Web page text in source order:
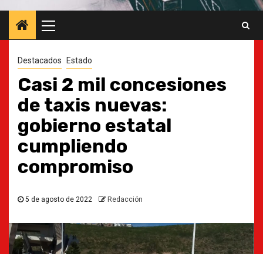
principal
Destacados Estado
Casi 2 mil concesiones
de taxis nuevas:
gobierno estatal
cumpliendo
compromiso
5 de agosto de 2022 Redacción